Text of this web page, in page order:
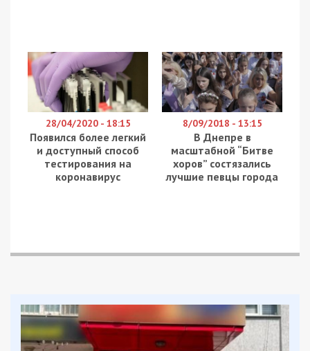
28/04/2020 - 18:15
Появился более легкий
и доступный способ
тестирования на
коронавирус
8/09/2018 - 13:15
В Днепре в
масштабной “Битве
хоров” состязались
лучшие певцы города